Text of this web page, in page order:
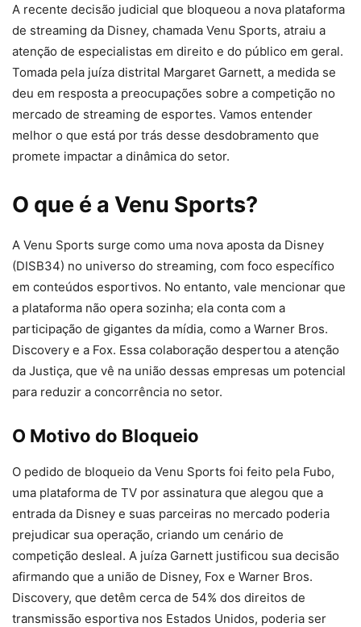
A recente decisão judicial que bloqueou a nova plataforma
de streaming da Disney, chamada Venu Sports, atraiu a
atenção de especialistas em direito e do público em geral.
Tomada pela juíza distrital Margaret Garnett, a medida se
deu em resposta a preocupações sobre a competição no
mercado de streaming de esportes. Vamos entender
melhor o que está por trás desse desdobramento que
promete impactar a dinâmica do setor.
O que é a Venu Sports?
A Venu Sports surge como uma nova aposta da Disney
(DISB34) no universo do streaming, com foco específico
em conteúdos esportivos. No entanto, vale mencionar que
a plataforma não opera sozinha; ela conta com a
participação de gigantes da mídia, como a Warner Bros.
Discovery e a Fox. Essa colaboração despertou a atenção
da Justiça, que vê na união dessas empresas um potencial
para reduzir a concorrência no setor.
O Motivo do Bloqueio
O pedido de bloqueio da Venu Sports foi feito pela Fubo,
uma plataforma de TV por assinatura que alegou que a
entrada da Disney e suas parceiras no mercado poderia
prejudicar sua operação, criando um cenário de
competição desleal. A juíza Garnett justificou sua decisão
afirmando que a união de Disney, Fox e Warner Bros.
Discovery, que detêm cerca de 54% dos direitos de
transmissão esportiva nos Estados Unidos, poderia ser